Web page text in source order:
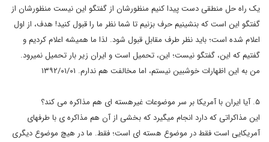
یک راه حل منطقی دست پیدا کنیم منظورشان از گفتگو این نیست منظورشان از
گفتگو این است که بنشینیم حرف بزنیم تا شما نظر ما را قبول کنید! هدف، از اول
اعلام شده است؛ باید نظر طرف مقابل قبول شود. لذا ما همیشه اعلام کردیم و
گفتیم که این، گفتگو نیست؛ این، تحمیل است و ایران زیر بار تحمیل نمیرود.
من به این اظهارات خوشبین نیستم، اما مخالفت هم ندارم. ۱۳۹۲/۰۱/۰۱
۵. آیا ایران با آمریکا بر سر موضوعات غیرهسته ای هم مذاکره می کند؟
این مذاکراتی که دارد انجام میگیرد که بخشی از آن هم مذاکره ی با طرفهای
آمریکایی است فقط در موضوع هسته ای است؛ فقط. ما در هیچ موضوع دیگری